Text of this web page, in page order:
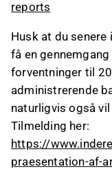
reports
Husk at du
få en
forventninger til
administrerende
naturligvis også
Tilmelding her:
https://
praesentation-af-